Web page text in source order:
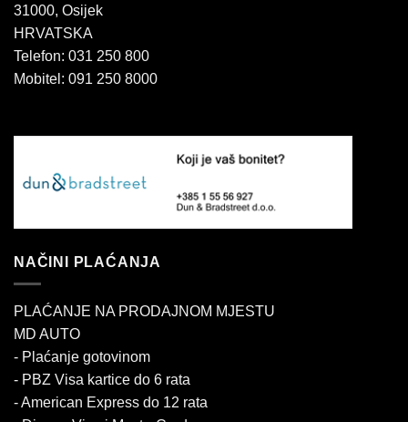
31000, Osijek
HRVATSKA
Telefon: 031 250 800
Mobitel: 091 250 8000
NAČINI PLAĆANJA
PLAĆANJE NA PRODAJNOM MJESTU
MD AUTO
- Plaćanje gotovinom
- PBZ Visa kartice do 6 rata
- American Express do 12 rata